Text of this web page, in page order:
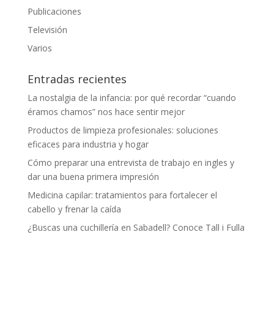
Publicaciones
Televisión
Varios
Entradas recientes
La nostalgia de la infancia: por qué recordar “cuando
éramos chamos” nos hace sentir mejor
Productos de limpieza profesionales: soluciones
eficaces para industria y hogar
Cómo preparar una entrevista de trabajo en ingles y
dar una buena primera impresión
Medicina capilar: tratamientos para fortalecer el
cabello y frenar la caída
¿Buscas una cuchillería en Sabadell? Conoce Tall i Fulla